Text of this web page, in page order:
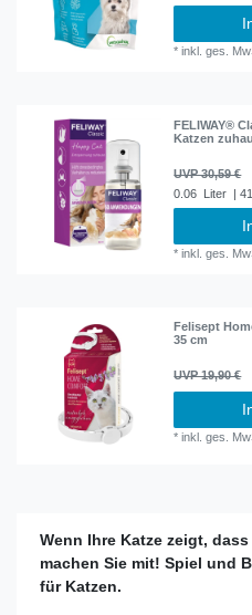
*inkl. ges.
FELIWAY®
Katzen
UVP 30,59 €
0.06 Liter |
*inkl. ges.
Felisept
35 cm
UVP 19,90 €
*inkl. ges.
Wenn Ihre Katze zeigt,
machen Sie mit! Spiel und
für Katzen.